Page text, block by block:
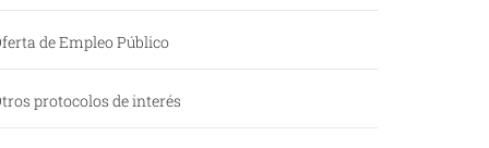
de Empleo Público
protocolos de interés